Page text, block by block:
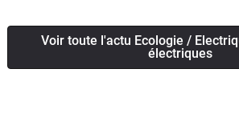
Voir toute l'actu Ecologie /
électriques